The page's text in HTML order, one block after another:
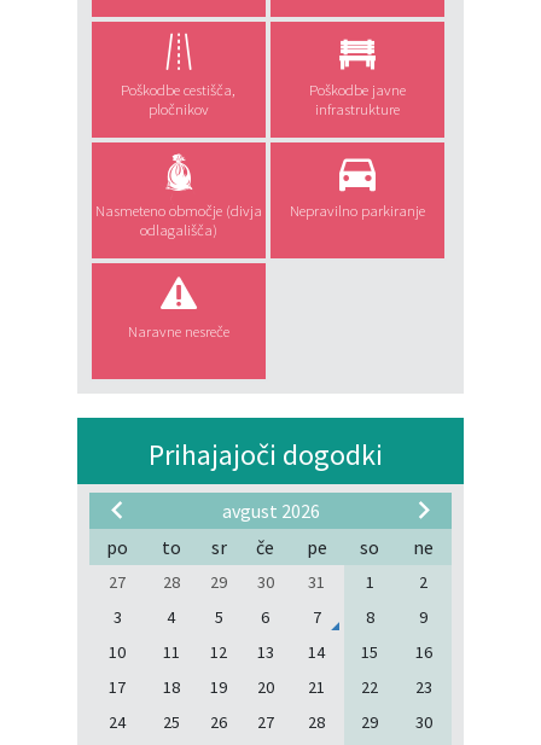
Poškodbe cestišča,
pločnikov
Poškodbe javne
infrastrukture
Nasmeteno območje (divja
odlagališča)
Nepravilno parkiranje
Naravne nesreče
Prihajajoči dogodki
avgust 2026
po
to sr če pe so ne
27 28 29 30 31 1
2
3
4 5 6 7 8
9
10
11 12 13 14 15
16
17
18 19 20 21 22
23
24
25 26 27 28 29
30